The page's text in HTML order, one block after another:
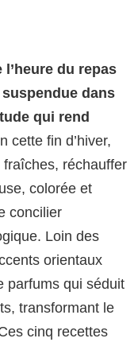
du repas
dans
qui rend
cette fin d’hiver,
réchauffer
colorée et
concilier
Loin des
orientaux
parfums qui séduit
transformant le
cinq recettes